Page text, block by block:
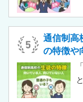
通信制高
の特徴や